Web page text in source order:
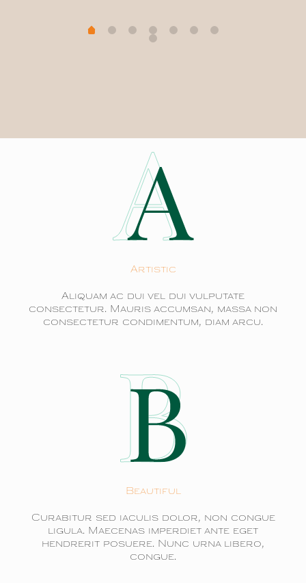
Artistic
Aliquam ac dui vel dui vulputate
consectetur. Mauris accumsan, massa non
consectetur condimentum, diam arcu.
Beautiful
Curabitur sed iaculis dolor, non congue
ligula. Maecenas imperdiet ante eget
hendrerit posuere. Nunc urna libero,
congue.